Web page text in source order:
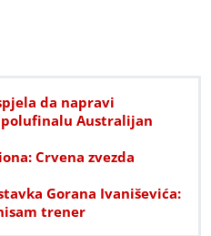
da napravi
polufinalu Australijan
Crvena zvezda
Gorana Ivaniševića:
trener